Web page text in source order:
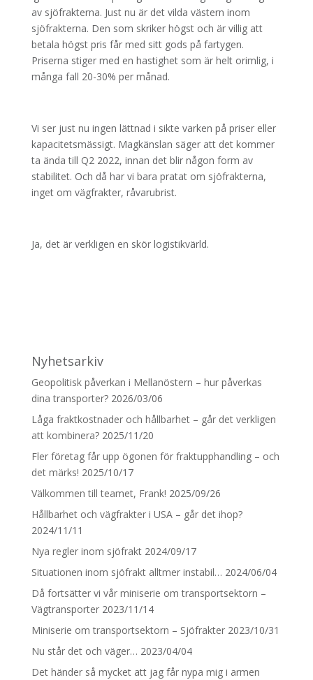
av sjöfrakterna. Just nu är det vilda västern inom
sjöfrakterna. Den som skriker högst och är villig att
betala högst pris får med sitt gods på fartygen.
Priserna stiger med en hastighet som är helt orimlig, i
många fall 20-30% per månad.
Vi ser just nu ingen lättnad i sikte varken på priser eller
kapacitetsmässigt. Magkänslan säger att det kommer
ta ända till Q2 2022, innan det blir någon form av
stabilitet. Och då har vi bara pratat om sjöfrakterna,
inget om vägfrakter, råvarubrist.
Ja, det är verkligen en skör logistikvärld.
Nyhetsarkiv
Geopolitisk påverkan i Mellanöstern – hur påverkas
dina transporter? 2026/03/06
Låga fraktkostnader och hållbarhet – går det verkligen
att kombinera? 2025/11/20
Fler företag får upp ögonen för fraktupphandling – och
det märks! 2025/10/17
Välkommen till teamet, Frank! 2025/09/26
Hållbarhet och vägfrakter i USA – går det ihop?
2024/11/11
Nya regler inom sjöfrakt 2024/09/17
Situationen inom sjöfrakt alltmer instabil… 2024/06/04
Då fortsätter vi vår miniserie om transportsektorn –
Vägtransporter 2023/11/14
Miniserie om transportsektorn – Sjöfrakter 2023/10/31
Nu står det och väger… 2023/04/04
Det händer så mycket att jag får nypa mig i armen